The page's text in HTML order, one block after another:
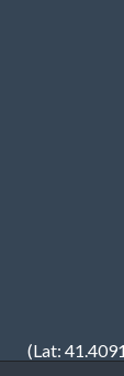
(Lat: